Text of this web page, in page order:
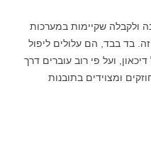
ולקבלה שקיימות במערכות
בד בבד, הם עלולים ליפול
ועל פי רוב עוברים דרך
ומצוידים בתובנות